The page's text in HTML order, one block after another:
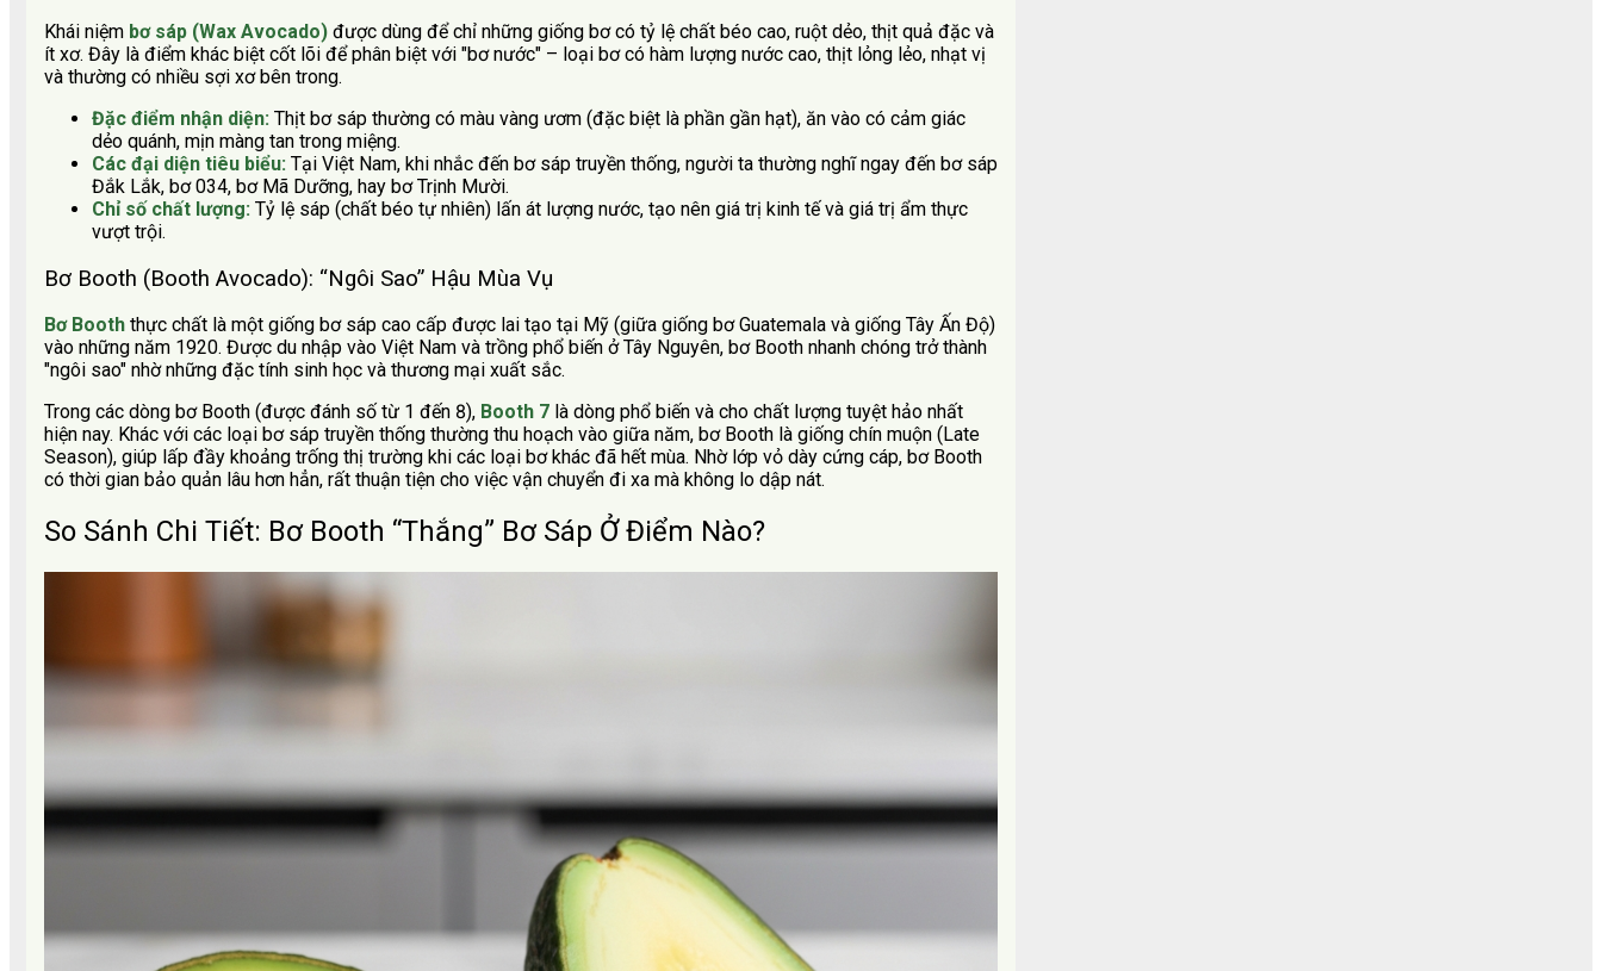
Khái niệm bơ sáp (Wax Avocado) được dùng để chỉ những giống bơ có tỷ lệ chất béo cao, ruột dẻo, thịt quả đặc và
ít xơ. Đây là điểm khác biệt cốt lõi để phân biệt với "bơ nước" – loại bơ có hàm lượng nước cao, thịt lỏng lẻo, nhạt vị
và thường có nhiều sợi xơ bên trong.
Đặc điểm nhận diện: Thịt bơ sáp thường có màu vàng ươm (đặc biệt là phần gần hạt), ăn vào có cảm giác
dẻo quánh, mịn màng tan trong miệng.
Các đại diện tiêu biểu: Tại Việt Nam, khi nhắc đến bơ sáp truyền thống, người ta thường nghĩ ngay đến bơ sáp
Đắk Lắk, bơ 034, bơ Mã Dưỡng, hay bơ Trịnh Mười.
Chỉ số chất lượng: Tỷ lệ sáp (chất béo tự nhiên) lấn át lượng nước, tạo nên giá trị kinh tế và giá trị ẩm thực
vượt trội.
Bơ Booth (Booth Avocado): “Ngôi Sao” Hậu Mùa Vụ
Bơ Booth thực chất là một giống bơ sáp cao cấp được lai tạo tại Mỹ (giữa giống bơ Guatemala và giống Tây Ấn Độ)
vào những năm 1920. Được du nhập vào Việt Nam và trồng phổ biến ở Tây Nguyên, bơ Booth nhanh chóng trở thành
"ngôi sao" nhờ những đặc tính sinh học và thương mại xuất sắc.
Trong các dòng bơ Booth (được đánh số từ 1 đến 8), Booth 7 là dòng phổ biến và cho chất lượng tuyệt hảo nhất
hiện nay. Khác với các loại bơ sáp truyền thống thường thu hoạch vào giữa năm, bơ Booth là giống chín muộn (Late
Season), giúp lấp đầy khoảng trống thị trường khi các loại bơ khác đã hết mùa. Nhờ lớp vỏ dày cứng cáp, bơ Booth
có thời gian bảo quản lâu hơn hẳn, rất thuận tiện cho việc vận chuyển đi xa mà không lo dập nát.
So Sánh Chi Tiết: Bơ Booth “Thắng” Bơ Sáp Ở Điểm Nào?